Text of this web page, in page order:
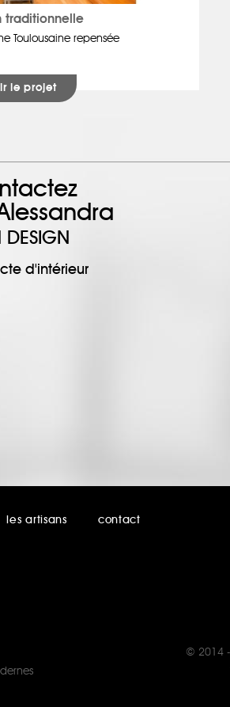
traditionnelle
Toulousaine repensée
le projet
d'intérieur
les artisans contact
© 2014